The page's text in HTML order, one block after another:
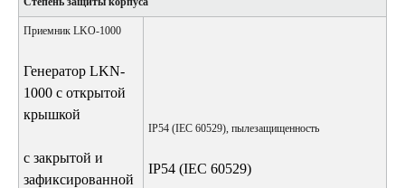
Приемник LKO-1000
Генератор LKN-
1000 с открытой
крышкой
с закрытой и
зафиксированной
IP54 (IEC 60529), пылезащищенность
IP54 (IEC 60529)